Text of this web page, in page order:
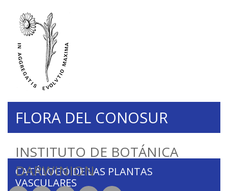
INSTITUTO DE BOTÁNICA
DARWINION
FLORA DEL CONOSUR
CATÁLOGO DE LAS PLANTAS
VASCULARES